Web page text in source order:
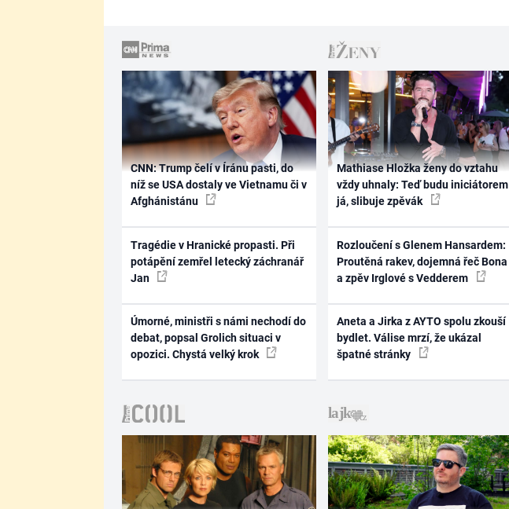
CNN: Trump čelí v Íránu pasti, do
níž se USA dostaly ve Vietnamu či v
Afghánistánu
Tragédie v Hranické propasti. Při
potápění zemřel letecký záchranář
Jan
Úmorné, ministři s námi nechodí do
debat, popsal Grolich situaci v
opozici. Chystá velký krok
Mathiase Hložka ženy do vztahu
vždy uhnaly: Teď budu iniciátorem
já, slibuje zpěvák
Rozloučení s Glenem Hansardem:
Proutěná rakev, dojemná řeč Bona
a zpěv Irglové s Vedderem
Aneta a Jirka z AYTO spolu zkouší
bydlet. Válise mrzí, že ukázal
špatné stránky